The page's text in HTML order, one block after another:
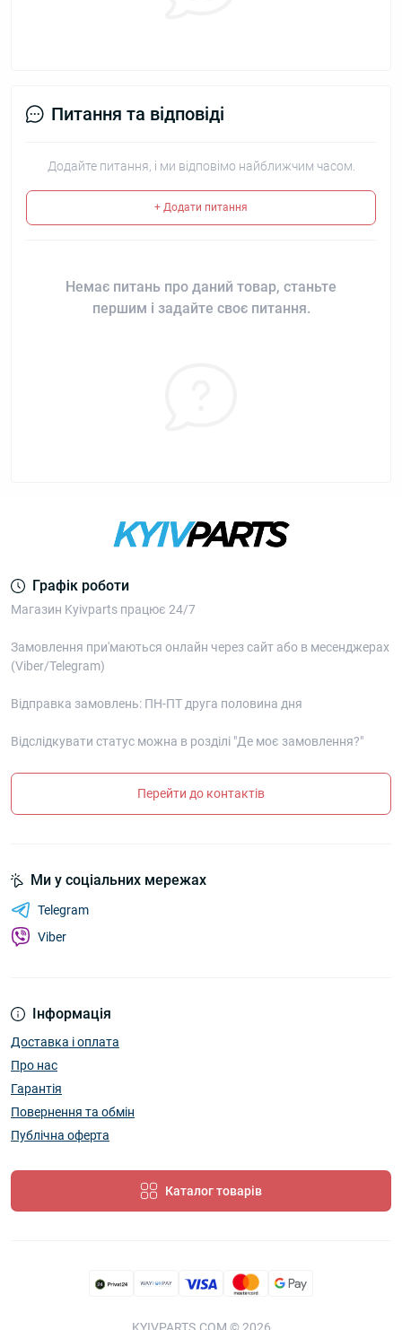
Питання та відповіді
Додайте питання, і ми відповімо найближчим часом.
+ Додати питання
Немає питань про даний товар, станьте
першим і задайте своє питання.
Графік роботи
Магазин Kyivparts працює 24/7
Замовлення при'маються онлайн через сайт або в месенджерах
(Viber/Telegram)
Відправка замовлень: ПН-ПТ друга половина дня
Відслідкувати статус можна в розділі "Де моє замовлення?"
Перейти до контактів
Інформація
Доставка і оплата
Про нас
Гарантія
Повернення та обмін
Публічна оферта
Каталог товарів
Ми у соціальних мережах
Telegram
Viber